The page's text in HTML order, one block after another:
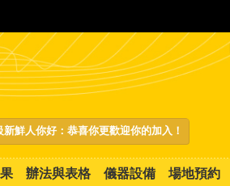
:::
新鮮人你好：恭喜你更歡迎你的加入！
辦法與表格 儀器設備 場地預約